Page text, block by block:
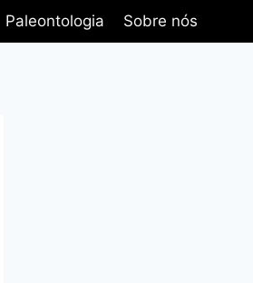
Paleontologia Sobre nós